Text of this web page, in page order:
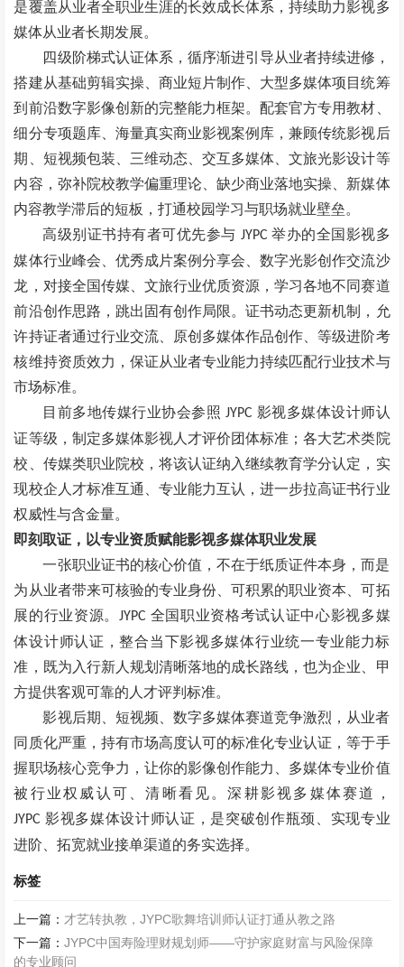
是覆盖从业者全职业生涯的长效成长体系，持续助力影视多
媒体从业者长期发展。
四级阶梯式认证体系，循序渐进引导从业者持续进修，
搭建从基础剪辑实操、商业短片制作、大型多媒体项目统筹
到前沿数字影像创新的完整能力框架。配套官方专用教材、
细分专项题库、海量真实商业影视案例库，兼顾传统影视后
期、短视频包装、三维动态、交互多媒体、文旅光影设计等
内容，弥补院校教学偏重理论、缺少商业落地实操、新媒体
内容教学滞后的短板，打通校园学习与职场就业壁垒。
高级别证书持有者可优先参与 JYPC举办的全国影视多
媒体行业峰会、优秀成片案例分享会、数字光影创作交流沙
龙，对接全国传媒、文旅行业优质资源，学习各地不同赛道
前沿创作思路，跳出固有创作局限。证书动态更新机制，允
许持证者通过行业交流、原创多媒体作品创作、等级进阶考
核维持资质效力，保证从业者专业能力持续匹配行业技术与
市场标准。
目前多地传媒行业协会参照 JYPC 影视多媒体设计师认
证等级，制定多媒体影视人才评价团体标准；各大艺术类院
校、传媒类职业院校，将该认证纳入继续教育学分认定，实
现校企人才标准互通、专业能力互认，进一步拉高证书行业
权威性与含金量。
即刻取证，以专业资质赋能影视多媒体职业发展
一张职业证书的核心价值，不在于纸质证件本身，而是
为从业者带来可核验的专业身份、可积累的职业资本、可拓
展的行业资源。 JYPC 全国职业资格考试认证中心影视多媒
体设计师认证，整合当下影视多媒体行业统一专业能力标
准，既为入行新人规划清晰落地的成长路线，也为企业、甲
方提供客观可靠的人才评判标准。
影视后期、短视频、数字多媒体赛道竞争激烈，从业者
同质化严重，持有市场高度认可的标准化专业认证，等于手
握职场核心竞争力，让你的影像创作能力、多媒体专业价值
被行业权威认可、清晰看见。深耕影视多媒体赛道，
JYPC影视多媒体设计师认证，是突破创作瓶颈、实现专业
进阶、拓宽就业接单渠道的务实选择。
标签
上一篇： 才艺转执教，JYPC歌舞培训师认证打通从教之路
下一篇：JYPC中国寿险理财规划师——守护家庭财富与风险保障
的专业顾问